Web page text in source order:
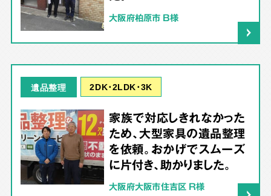
大阪府柏原市 B様
遺品整理 2DK･2LDK･3K
家族で対応しきれなかった
ため、大型家具の遺品整理
を依頼。おかげでスムーズ
に片付き、助かりました。
大阪府大阪市住吉区 R様